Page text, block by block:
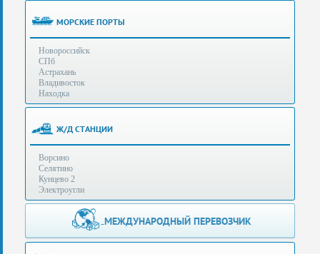
Полезная
информация
Стоимость
услуг
Контакты
Заказать
звонок
Сделать
запрос
Многоканальный
телефон:
Дополнительные
+7 (929) 575-
МОРСКИЕ ПОРТЫ
Новороссийск
СПб
Астрахань
Владивосток
Находка
Ж/Д СТАНЦИИ
Ворсино
Селятино
Кунцево 2
Электроугли
МЕЖДУНАРОДНЫЙ ПЕРЕВОЗЧИК